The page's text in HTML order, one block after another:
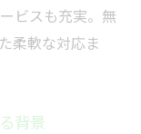
ビスも充実。無
柔軟な対応ま
背景